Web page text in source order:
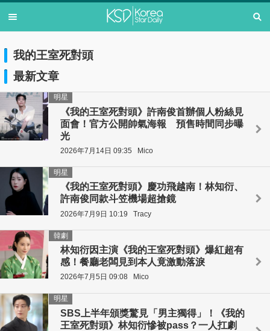
我的王室死對頭
最新文章
《我的王室死對頭》許南俊首辦個人粉絲見
面會！官方公開帥氣海報 預售時間同步曝
光
明星
2026年7月14日 09:35 Mico
《我的王室死對頭》慶功飛越南！林知衍、
許南俊同款斗笠機場超搶鏡
明星
2026年7月9日 10:19 Tracy
林知衍因主演《我的王室死對頭》爆紅超有
感！餐廳老闆見到本人竟激動落淚
韓劇
2026年7月5日 09:08 Mico
SBS上半年頒獎驚見「男主獨得」！《我的
王室死對頭》林知衍慘被pass？一人扛劇
明星